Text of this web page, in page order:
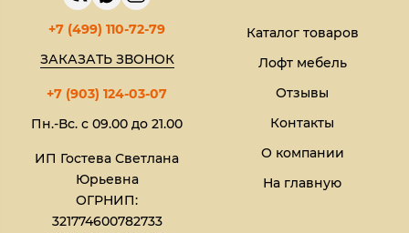
+7 (499) 110-72-79
ЗАКАЗАТЬ ЗВОНОК
+7 (903) 124-03-07
Пн.-Вс. с 09.00 до 21.00
ИП Гостева Светлана
Юрьевна​
ОГРНИП:
321774600782733
Каталог товаров
Лофт мебель
Отзывы
Контакты
О компании
На главную